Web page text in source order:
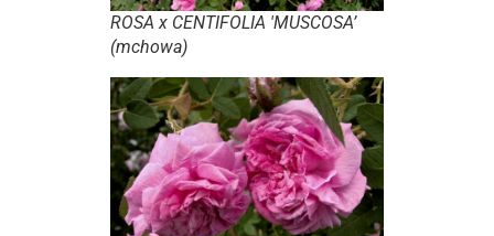
ROSA x CENTIFOLIA 'MUSCOSA’
(mchowa)